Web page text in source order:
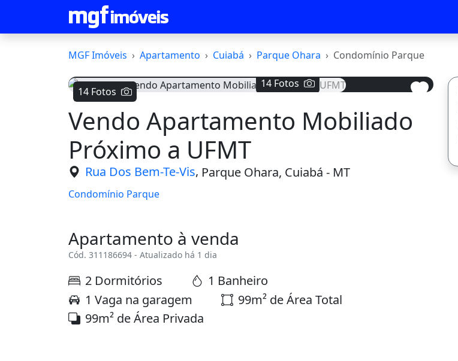
MGF Imóveis Apartamento Cuiabá Parque Ohara Condomínio Parque
14 Fotos
14 Fotos
Voltar
Vendo Apartamento Mobiliado
Próximo a UFMT
Rua Dos Bem-Te-Vis, Parque Ohara, Cuiabá - MT
Condomínio Parque
Apartamento à venda
Cód. 311186694 - Atualizado há 1 dia
2 Dormitórios
1 Banheiro
1 Vaga na garagem
99m² de Área Total
99m² de Área Privada